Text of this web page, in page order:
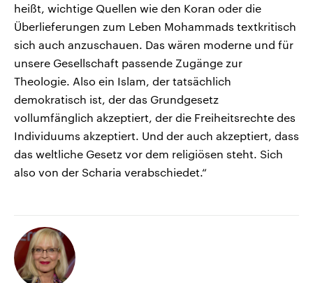
heißt, wichtige Quellen wie den Koran oder die
Überlieferungen zum Leben Mohammads textkritisch
sich auch anzuschauen. Das wären moderne und für
unsere Gesellschaft passende Zugänge zur
Theologie. Also ein Islam, der tatsächlich
demokratisch ist, der das Grundgesetz
vollumfänglich akzeptiert, der die Freiheitsrechte des
Individuums akzeptiert. Und der auch akzeptiert, dass
das weltliche Gesetz vor dem religiösen steht. Sich
also von der Scharia verabschiedet.“